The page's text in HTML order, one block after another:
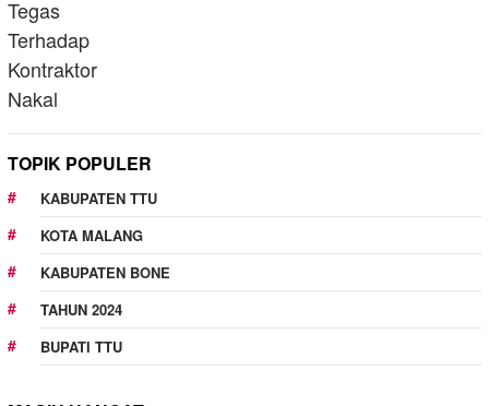
TOPIK POPULER
KABUPATEN TTU
KOTA MALANG
KABUPATEN BONE
TAHUN 2024
BUPATI TTU